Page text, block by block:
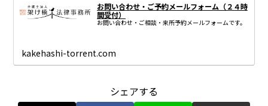
お問い合わせ・ご予約メールフォーム（２４時
間受付）
お問い合わせ・ご相談・来所予約メールフォームです。
kakehashi-torrent.com
シェアする